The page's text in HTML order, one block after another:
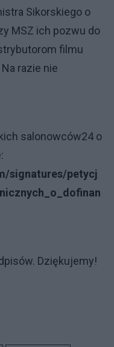
Sikorskiego o
MSZ ich pozwu do
filmu
razie nie
salonowców24 o
signatures/petycj
Dziękujemy!